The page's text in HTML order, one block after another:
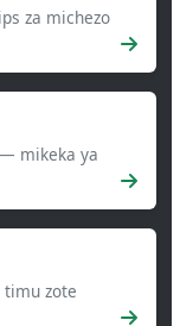
za michezo
mikeka ya
timu zote